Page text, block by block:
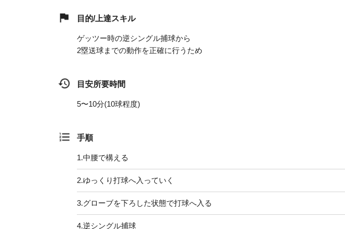
目的/上達スキル
ゲッツー時の逆シングル捕球から
2塁送球までの動作を正確に行うため
目安所要時間
5〜10分(10球程度)
手順
1.中腰で構える
2.ゆっくり打球へ入っていく
3.グローブを下ろした状態で打球へ入る
4.逆シングル捕球